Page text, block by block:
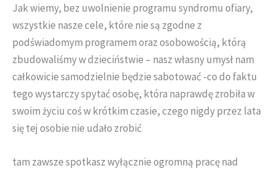
Jak wiemy, bez uwolnienie programu syndromu ofiary,
wszystkie nasze cele, które nie są zgodne z
podświadomym programem oraz osobowością, którą
zbudowaliśmy w dzieciństwie – nasz własny umysł nam
całkowicie samodzielnie będzie sabotować -co do faktu
tego wystarczy spytać osobę, która naprawdę zrobiła w
swoim życiu coś w krótkim czasie, czego nigdy przez lata
się tej osobie nie udało zrobić
tam zawsze spotkasz wyłącznie ogromną pracę nad